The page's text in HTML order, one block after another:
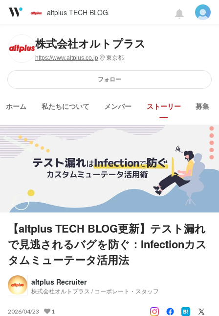
altplus TECH BLOG
株式会社オルトプラス
https://www.altplus.co.jp 東京都
フォロー
ホーム 私たちについて メンバー ストーリー 募集
【altplus TECH BLOG更新】テスト漏れ
で見逃されるバグを防ぐ：Infectionカス
タムミューテータ活用法
altplus Recruiter
株式会社オルトプラス / コーポレート・スタッフ
2026/04/23 1